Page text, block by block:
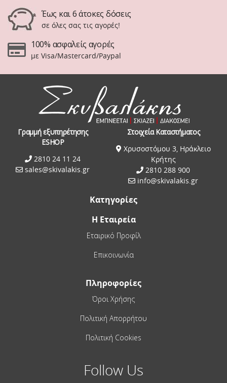
Έως και 6 άτοκες δόσεις
σε όλες σας τις αγορές!
100% ασφαλείς αγορές
με Visa/Mastercard/Paypal
Γραμμή εξυπηρέτησης
ESHOP
2810 24 11 24
sales@skivalakis.gr
Στοιχεία Καταστήματος
Χρυσοστόμου 3, Ηράκλειο
Κρήτης
2810 288 900
info@skivalakis.gr
Κατηγορίες
Η Εταιρεία
Εταιρικό Προφίλ
Επικοινωνία
Πληροφορίες
Όροι Χρήσης
Πολιτική Απορρήτου
Πολιτική Cookies
Follow Us